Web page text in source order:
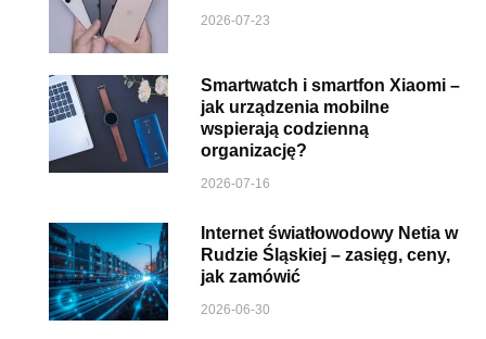
2026-07-23
Smartwatch i smartfon Xiaomi –
jak urządzenia mobilne
wspierają codzienną
organizację?
2026-07-16
Internet światłowodowy Netia w
Rudzie Śląskiej – zasięg, ceny,
jak zamówić
2026-06-30